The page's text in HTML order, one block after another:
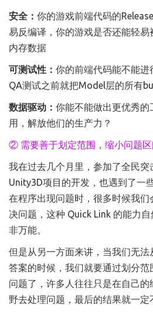
安全： 你的游戏前端代码的
易反编译，你的游戏是否还能轻
内存数据
可测试性： 你的前端代码能不能
QA测试之前就把Model层的所有
数据驱动： 你能不能做出更优秀
用，解放他们的生产力？
② 需要善于划定范围，缩小问题区
我在过去几个月里，参加了全民突
Unity3D项目的开发，也遇到了一
在程序出现问题时，很多时候我们
决问题，这种 Quick Link 的能力
非万能。
但是从另一方面来讲，当我们无
答案的时候，我们就要通过划分
问题了，许多人往往只是在自己
野去处理问题，最后的结果就一定